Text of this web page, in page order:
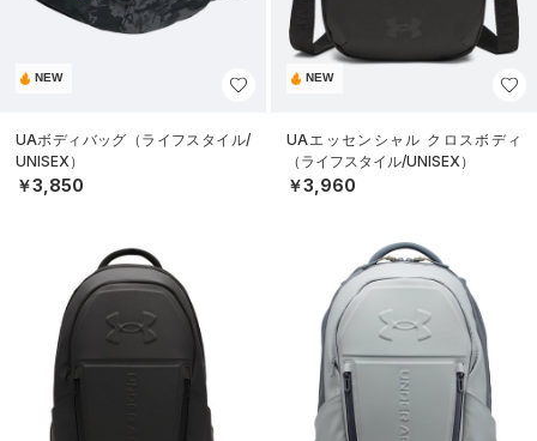
NEW
UAボディバッグ（ライフスタイル/
UNISEX）
￥3,850
NEW
UAエッセンシャル クロスボディ
（ライフスタイル/UNISEX）
￥3,960